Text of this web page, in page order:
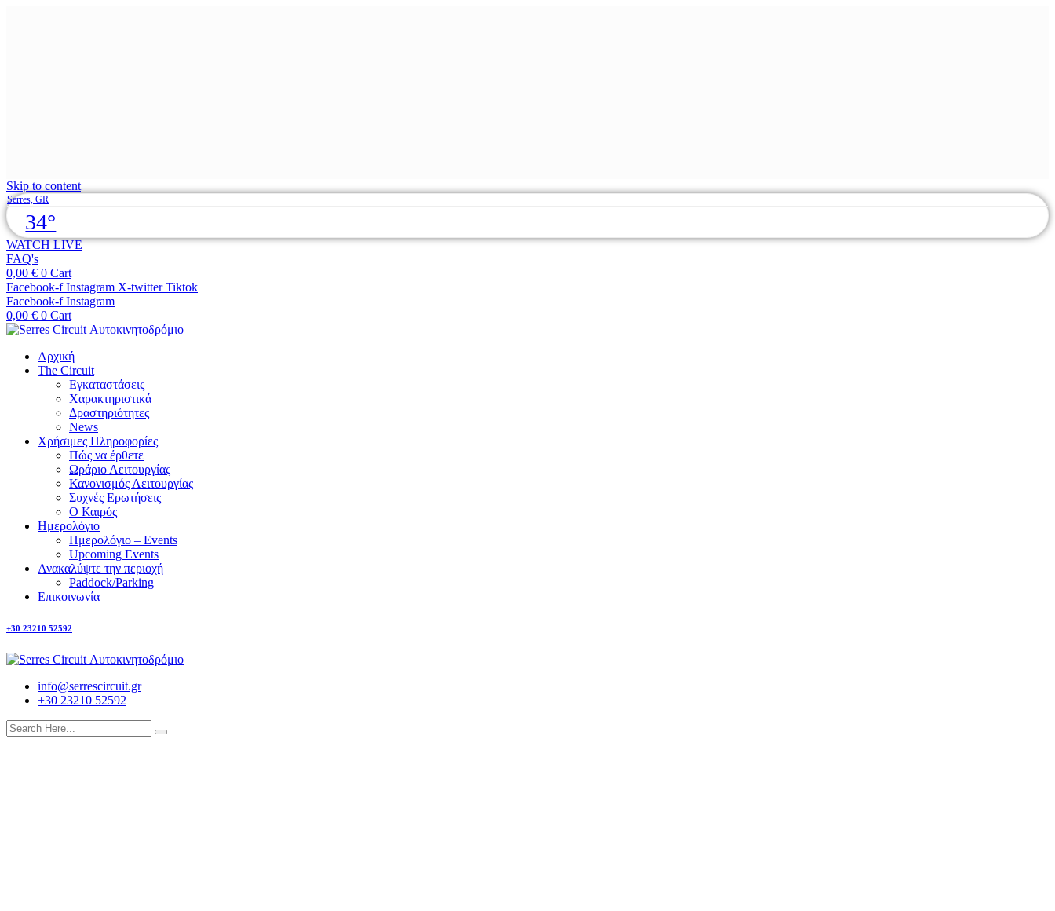
Skip to content
Serres, GR
34°
WATCH LIVE
FAQ's
0,00 € 0 Cart
Facebook-f Instagram X-twitter Tiktok
Facebook-f Instagram
0,00 € 0 Cart
Αρχική
The Circuit
Εγκαταστάσεις
Χαρακτηριστικά
Δραστηριότητες
News
Χρήσιμες Πληροφορίες
Πώς να έρθετε
Ωράριο Λειτουργίας
Κανονισμός Λειτουργίας
Συχνές Ερωτήσεις
Ο Καιρός
Ημερολόγιο
Ημερολόγιο – Events
Upcoming Events
Ανακαλύψτε την περιοχή
Paddock/Parking
Επικοινωνία
+30 23210 52592
info@serrescircuit.gr
+30 23210 52592